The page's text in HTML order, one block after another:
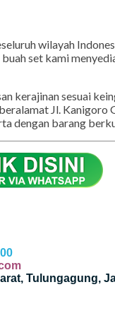
wilayah
set kami
kerajinan sesuai
Jl. Kanigoro
dengan barang
Tulungagung,